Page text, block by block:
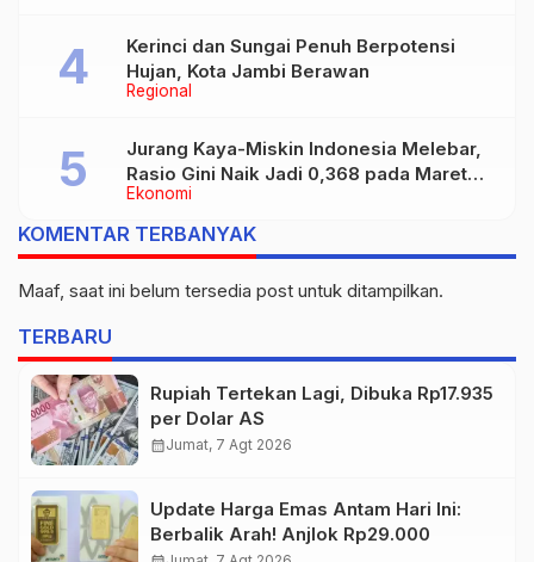
Regional
Kerinci dan Sungai Penuh Berpotensi
Hujan, Kota Jambi Berawan
Ekonomi
Jurang Kaya-Miskin Indonesia Melebar,
Rasio Gini Naik Jadi 0,368 pada Maret
2026
KOMENTAR TERBANYAK
Maaf, saat ini belum tersedia post untuk ditampilkan.
TERBARU
Rupiah Tertekan Lagi, Dibuka Rp17.935
per Dolar AS
calendar_monthJumat, 7 Agt 2026
Update Harga Emas Antam Hari Ini:
Berbalik Arah! Anjlok Rp29.000